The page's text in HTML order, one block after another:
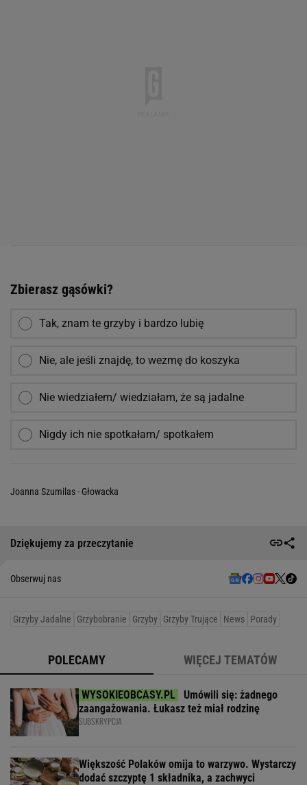
Zbierasz gąsówki?
Tak, znam te grzyby i bardzo lubię
Nie, ale jeśli znajdę, to wezmę do koszyka
Nie wiedziałem/ wiedziałam, że są jadalne
Nigdy ich nie spotkałam/ spotkałem
Joanna Szumilas - Głowacka
Dziękujemy za przeczytanie
Obserwuj nas
Grzyby Jadalne Grzybobranie Grzyby Grzyby Trujące News Porady
POLECAMY WIĘCEJ TEMATÓW
Umówili się: żadnego
zaangażowania. Łukasz też miał rodzinę
SUBSKRYPCJA
Większość Polaków omija to warzywo. Wystarczy
dodać szczyptę 1 składnika, a zachwyci